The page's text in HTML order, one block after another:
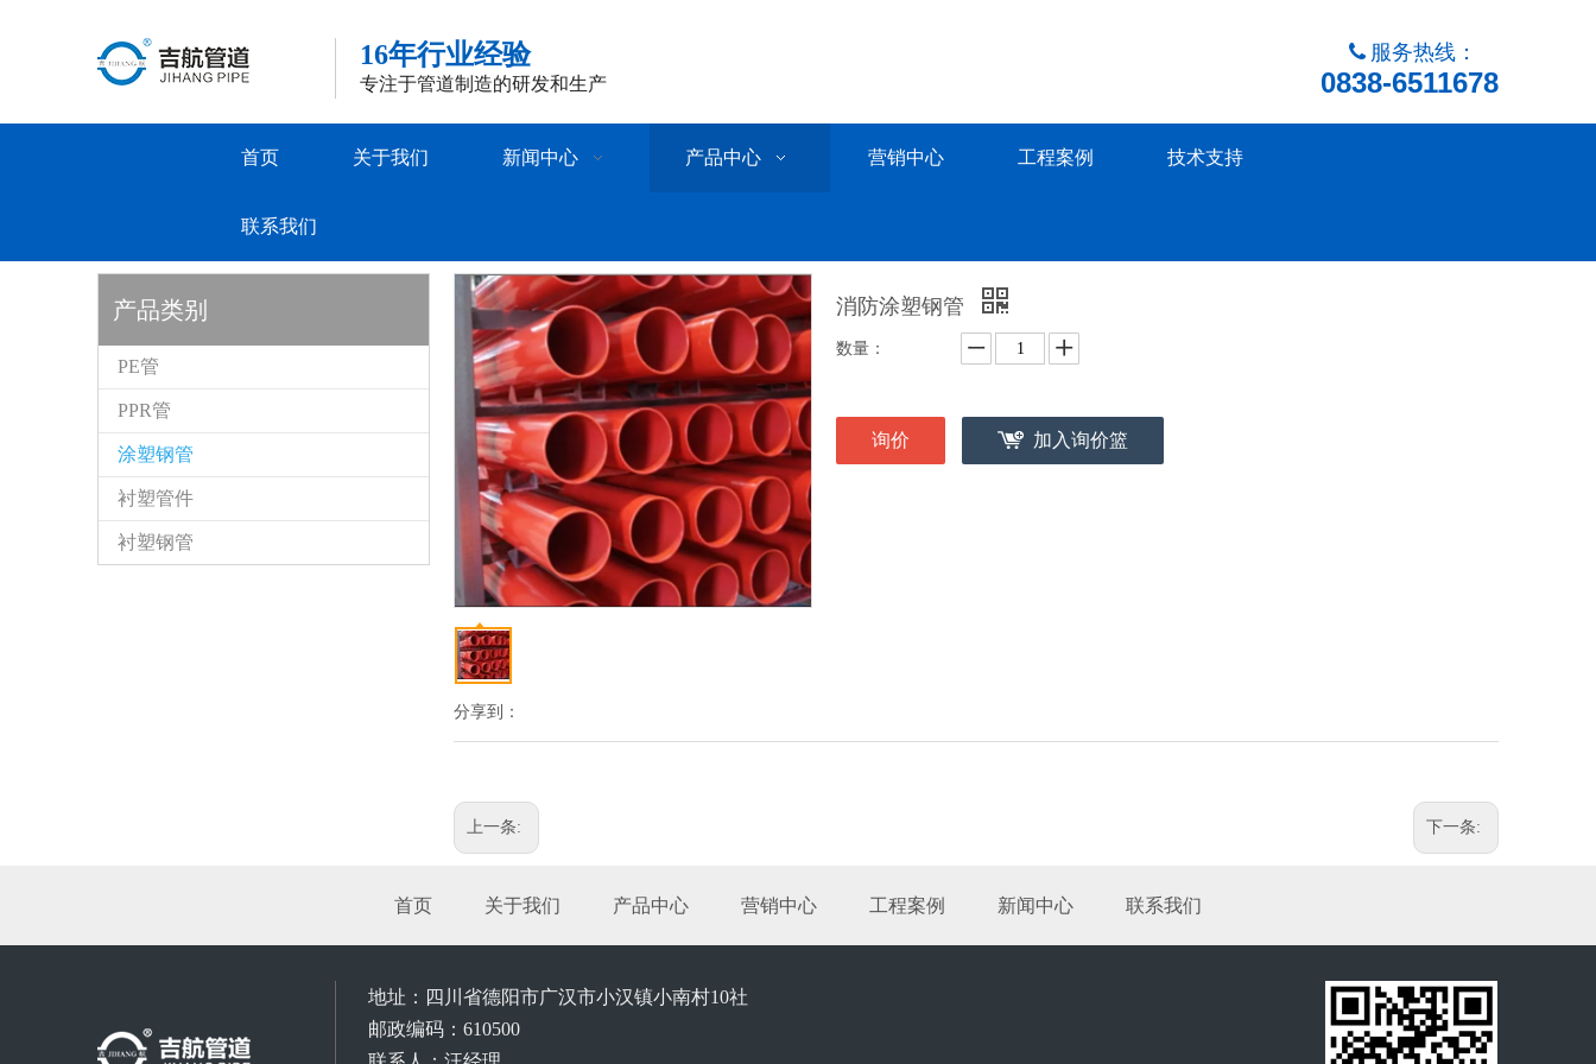
16年行业经验
专注于管道制造的研发和生产
 服务热线：
0838-6511678
首页 关于我们 新闻中心 产品中心 营销中心 工程案例 技术支持
联系我们
产品类别
PE管
PPR管
涂塑钢管
衬塑管件
衬塑钢管
分享到：
消防涂塑钢管
数量：
询价 加入询价篮
上一条: 下一条:
首页 关于我们 产品中心 营销中心 工程案例 新闻中心 联系我们
地址： 四川省德阳市广汉市小汉镇小南村10社
邮政编码：610500